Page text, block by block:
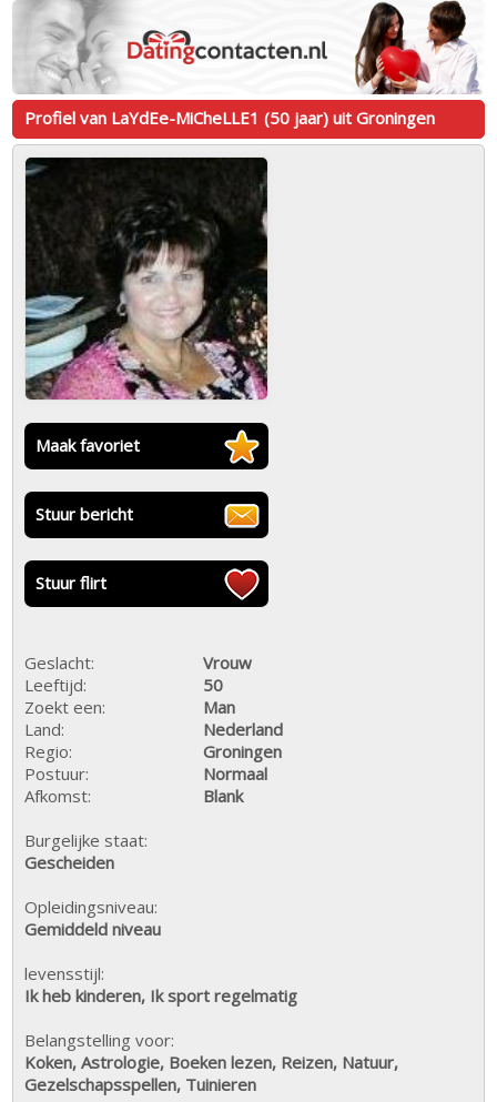
Profiel van LaYdEe-MiCheLLE1 (50 jaar) uit Groningen
Maak favoriet
Stuur bericht
Stuur flirt
Geslacht:
Vrouw
Leeftijd:
50
Zoekt een:
Man
Land:
Nederland
Regio:
Groningen
Postuur:
Normaal
Afkomst:
Blank
Burgelijke staat:
Gescheiden
Opleidingsniveau:
Gemiddeld niveau
levensstijl:
Ik heb kinderen, Ik sport regelmatig
Belangstelling voor:
Koken, Astrologie, Boeken lezen, Reizen, Natuur,
Gezelschapsspellen, Tuinieren